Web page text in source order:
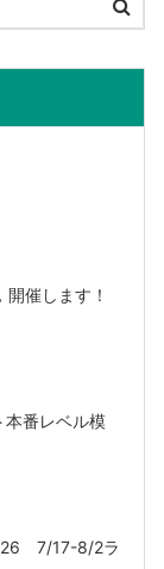
催します！
番レベル模
7/17-8/2ラ